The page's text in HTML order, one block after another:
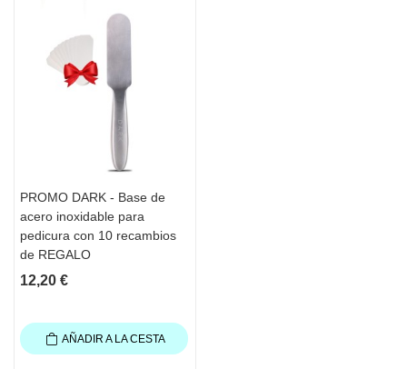
PROMO DARK - Base de
acero inoxidable para
pedicura con 10 recambios
de REGALO
12,20 €
AÑADIR A LA CESTA